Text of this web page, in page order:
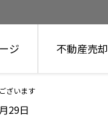
ジ 不動産売却
ざいます
29日